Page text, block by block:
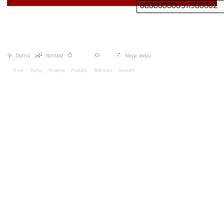
000000000511900002
Mapa webu
Nahoru |
Kontakt |
Domů |
O nás Služby Prodejna Produkty Reference Kontakt